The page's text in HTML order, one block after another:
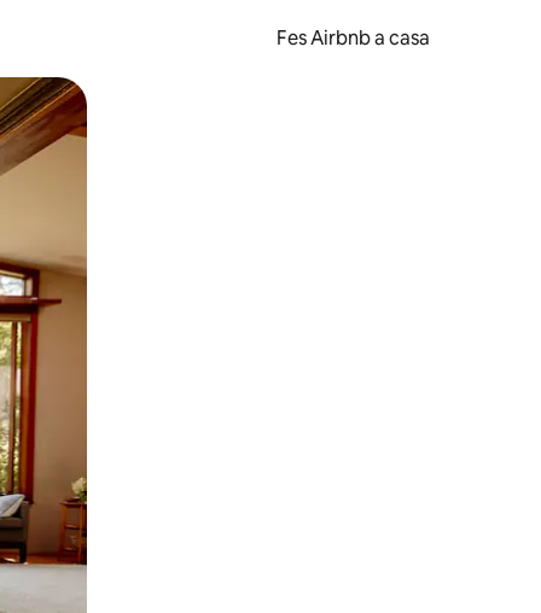
Fes Airbnb a casa
a la pantalla o fent-hi lliscar el dit.